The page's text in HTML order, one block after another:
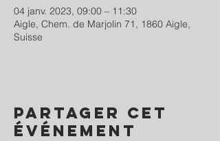
04 janv. 2023, 09:00 – 11:30
Aigle, Chem. de Marjolin 71, 1860 Aigle,
Suisse
Partager cet
événement